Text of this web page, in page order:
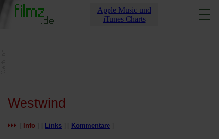
Apple Music und
iTunes Charts
Westwind
Info Links Kommentare